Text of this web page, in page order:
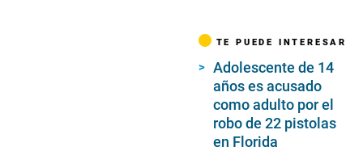
TE PUEDE INTERESAR
Adolescente de 14
años es acusado
como adulto por el
robo de 22 pistolas
en Florida